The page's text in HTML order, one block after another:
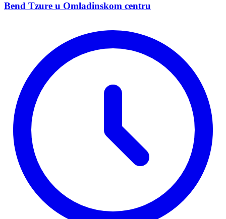
Bend Tzure u Omladinskom centru